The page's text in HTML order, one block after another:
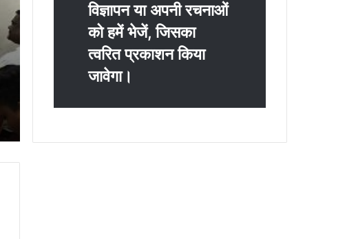
विज्ञापन या अपनी रचनाओं
को हमें भेजें, जिसका
त्‍वरित प्रकाशन किया
जावेगा।